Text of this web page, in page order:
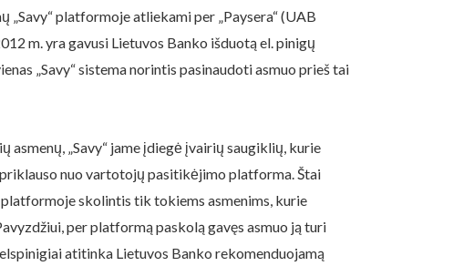
platformoje atliekami per „Paysera“ (UAB
m. yra gavusi Lietuvos Banko išduotą el. pinigų
„Savy“ sistema norintis pasinaudoti asmuo prieš tai
„Savy“ jame įdiegė įvairių saugiklių, kurie
nuo vartotojų pasitikėjimo platforma. Štai
skolintis tik tokiems asmenims, kurie
per platformą paskolą gavęs asmuo ją turi
atitinka Lietuvos Banko rekomenduojamą